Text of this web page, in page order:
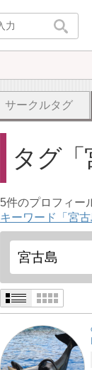
サークルタグ
タグ
5件のプロフィー
キーワード「宮